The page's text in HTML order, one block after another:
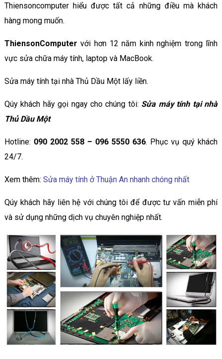
Thiensoncomputer hiểu được tất cả những điều mà khách
hàng mong muốn.
ThiensonComputer với hơn 12 năm kinh nghiệm trong lĩnh
vực sửa chữa máy tính, laptop và MacBook.
Sửa máy tính tại nhà Thủ Dầu Một lấy liền.
Qúy khách hãy gọi ngay cho chúng tôi: Sửa máy tính tại nhà
Thủ Dầu Một
Hotline: 090 2002 558 – 096 5550 636. Phục vụ quý khách
24/7.
Xem thêm: Sửa máy tính ở Thuận An nhanh chóng nhất
Qúy khách hãy liên hệ với chúng tôi để được tư vấn miễn phí
và sử dụng những dịch vụ chuyên nghiệp nhất.